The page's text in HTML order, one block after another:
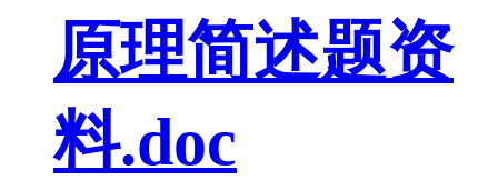
原理简述题资
料.doc